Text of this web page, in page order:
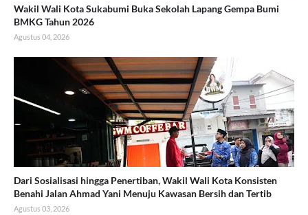
Wakil Wali Kota Sukabumi Buka Sekolah Lapang Gempa Bumi
BMKG Tahun 2026
Agustus 04, 2026
Dari Sosialisasi hingga Penertiban, Wakil Wali Kota Konsisten
Benahi Jalan Ahmad Yani Menuju Kawasan Bersih dan Tertib
Agustus 03, 2026